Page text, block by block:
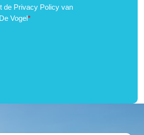
de Privacy Policy van
Vogel*